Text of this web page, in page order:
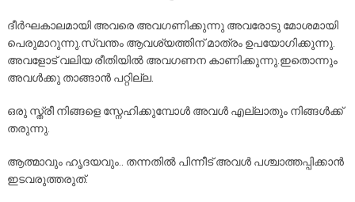
ദീർഘകാലമായി അവരെ അവഗണിക്കുന്നു അവരോടു മോശമായി
പെരുമാറുന്നു.സ്വന്തം ആവശ്യത്തിന് മാത്രം ഉപയോഗിക്കുന്നു.
അവളോട് വലിയ രീതിയിൽ അവഗണന കാണിക്കുന്നു.ഇതൊന്നും
അവൾക്കു താങ്ങാൻ പറ്റില്ല.
ഒരു സ്ത്രീ നിങ്ങളെ സ്നേഹിക്കുമ്പോൾ അവൾ എല്ലാതും നിങ്ങൾക്ക്
തരുന്നു.
ആത്മാവും ഹൃദയവും.. തന്നതിൽ പിന്നീട് അവൾ പശ്ചാത്തപ്പിക്കാൻ
ഇടവരുത്തരുത്.